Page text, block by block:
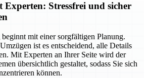
Experten: Stressfrei und sicher
mit einer sorgfältigen Planung.
ist es entscheidend, alle Details
Mit Experten an Ihrer Seite wird der
übersichtlich gestaltet, sodass Sie sich
können.